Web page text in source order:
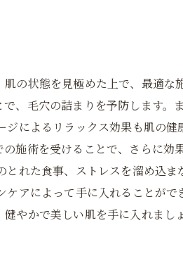
の状態を見極めた上で、最適な
、毛穴の詰まりを予防します。
によるリラックス効果も肌の
施術を受けることで、さらに効
れた食事、ストレスを溜め込
アによって手に入れることが
やかで美しい肌を手に入れましょ